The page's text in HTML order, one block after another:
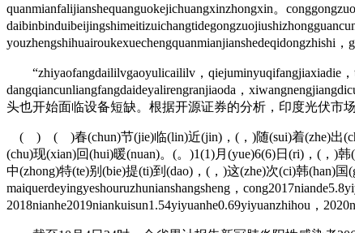
quanmianfalijianshequanguokejichuangxinzhongxin。
youzhengshihuairoukexuechengquanmianjianshedeqidongzhishi
“zhiyaofangdaililvgaoyulicaililv，qiejuminyuqifangjiaxiadie，
dangqiancunliangfangdaideyalirengranjiaoda，
头也开始面临设备短缺。根据开源证券的分析，印度光伏市
( ) ( )春(chun)节(jie)临(lin)近(jin)，(，)随(sui)着(zhe)出(chu)
(chu)现(xian)回(hui)暖(nuan)。(。)1(1)月(yue)6(6)日(ri)，(，)
中(zhong)特(te)别(bie)提(ti)到(dao)，(，)这(zhe)次(ci)韩
maiquerdeyingyeshouruzhunianshangsheng，
2018nianhe2019niankuisun1.54yiyuanhe0.69yiyuanzhihou，